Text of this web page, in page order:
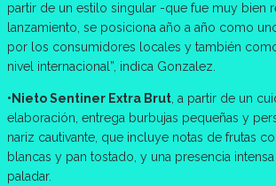
partir de un estilo singular -que fue muy bien
lanzamiento, se posiciona año a año como
por los consumidores locales y también
nivel internacional”, indica Gonzalez.
•Nieto Sentiner Extra Brut, a partir de un
elaboración, entrega burbujas pequeñas y
nariz cautivante, que incluye notas de frutas
blancas y pan tostado, y una presencia
paladar.